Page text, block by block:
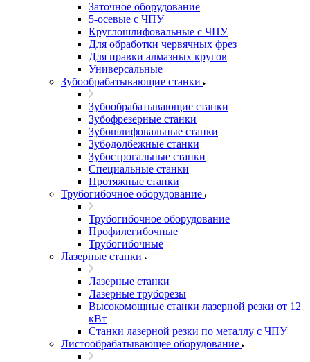
Заточное оборудование
5-осевые с ЧПУ
Круглошлифовальные с ЧПУ
Для обработки червячных фрез
Для правки алмазных кругов
Универсальные
Зубообрабатывающие станки
Зубообрабатывающие станки
Зубофрезерные станки
Зубошлифовальные станки
Зубодолбежные станки
Зубострогальные станки
Специальные станки
Протяжные станки
Трубогибочное оборудование
Трубогибочное оборудование
Профилегибочные
Трубогибочные
Лазерные станки
Лазерные станки
Лазерные труборезы
Высокомощные станки лазерной резки от 12
кВт
Станки лазерной резки по металлу с ЧПУ
Листообрабатывающее оборудование